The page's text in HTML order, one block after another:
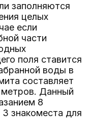
заполняются
целых
если
части
поля ставится
воды в
составляет
метров. Данный
8
знакоместа для